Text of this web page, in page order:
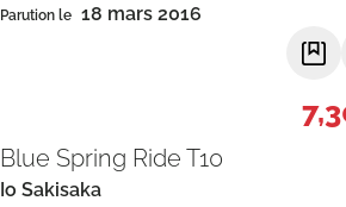
Parution le 18 mars 2016
Blue Spring Ride T10
Io Sakisaka